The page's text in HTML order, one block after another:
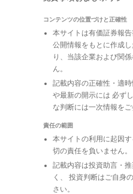
コンテンツの位置づけと正確性
本サイトは有価証券報
公開情報をもとに作成
り、当該企業および関
ん。
記載内容の正確性・適
や最新の開示には 必ず
な判断には一次情報をご
責任の範囲
本サイトの利用に起因
切の責任を負いません。
記載内容は投資助言・
く、 投資判断はご自身
さい。